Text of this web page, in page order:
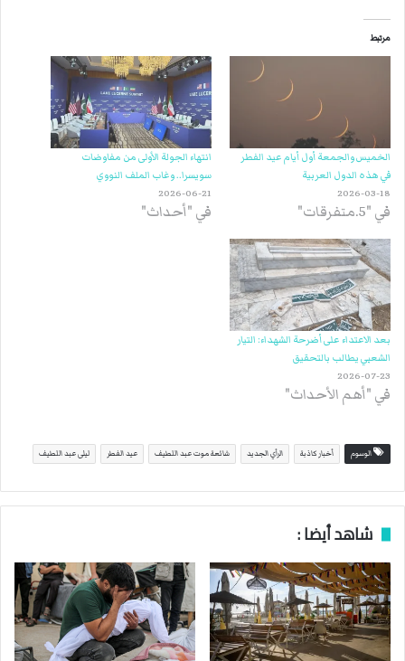
مرتبط
الخميس والجمعة أول أيام عيد الفطر
في هذه الدول العربية
2026-03-18
في "5.متفرقات"
انتهاء الجولة الأولى من مفاوضات
سويسرا.. وغاب الملف النووي
2026-06-21
في "أحداث"
بعد الاعتداء على أضرحة الشهداء: التيار
الشعبي يطالب بالتحقيق
2026-07-23
في "أهم الأحداث"
الوسوم أخبار كاذبة الرأي الجديد شائعة موت عبد اللطيف عيد الفطر ليلى عبد اللطيف
شاهد أيضا :